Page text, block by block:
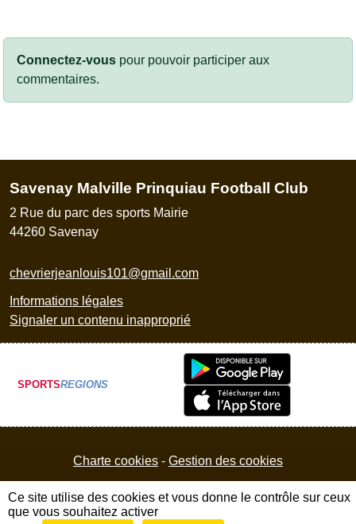
Connectez-vous pour pouvoir participer aux
commentaires.
Savenay Malville Prinquiau Football Club
2 Rue du parc des sports Mairie
44260 Savenay
chevrierjeanlouis101@gmail.com
Informations légales
Signaler un contenu inapproprié
SPORTSREGIONS
Charte cookies Gestion des cookies
Ce site utilise des cookies et vous donne le contrôle sur ceux
que vous souhaitez activer